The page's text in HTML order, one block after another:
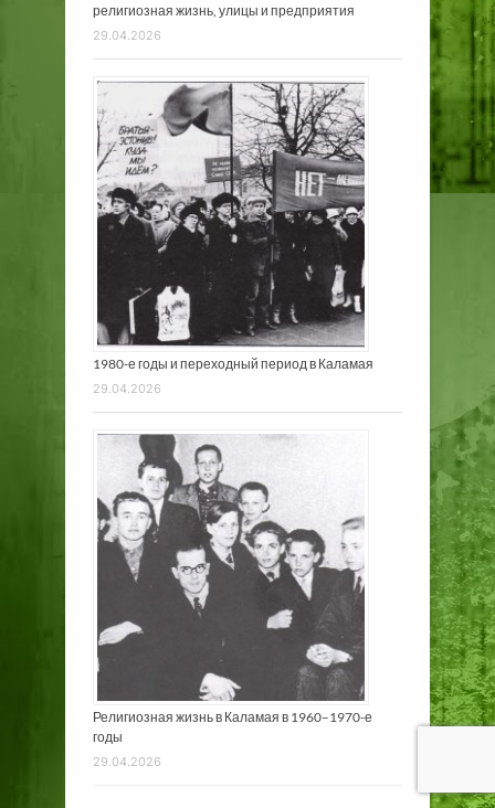
религиозная жизнь, улицы и предприятия
29.04.2026
1980-е годы и переходный период в Каламая
29.04.2026
Религиозная жизнь в Каламая в 1960–1970-е
годы
29.04.2026